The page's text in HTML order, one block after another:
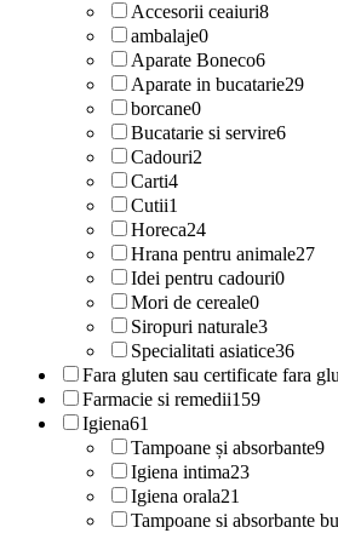
Accesorii ceaiuri8
ambalaje0
Aparate Boneco6
Aparate in bucatarie29
borcane0
Bucatarie si servire6
Cadouri2
Carti4
Cutii1
Horeca24
Hrana pentru animale27
Idei pentru cadouri0
Mori de cereale0
Siropuri naturale3
Specialitati asiatice36
Fara gluten sau certificate fara
Farmacie si remedii159
Igiena61
Tampoane și absorbante9
Igiena intima23
Igiena orala21
Tampoane si absorbante